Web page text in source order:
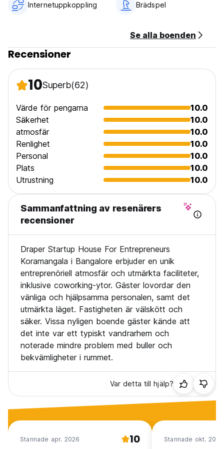
8. Frukost ingår ej. (Auto-translated from original language)
Internetuppkoppling Brädspel
Se alla boenden
Recensioner
10Superb(62)
Värde för pengarna
10.0
Säkerhet
10.0
atmosfär
10.0
Renlighet
10.0
Personal
10.0
Plats
10.0
Utrustning
10.0
Sammanfattning av resenärers
recensioner
Draper Startup House For Entrepreneurs
Koramangala i Bangalore erbjuder en unik
entreprenöriell atmosfär och utmärkta faciliteter,
inklusive coworking-ytor. Gäster lovordar den
vänliga och hjälpsamma personalen, samt det
utmärkta läget. Fastigheten är välskött och
säker. Vissa nyligen boende gäster kände att
det inte var ett typiskt vandrarhem och
noterade mindre problem med buller och
bekvämligheter i rummet.
Var detta till hjälp?
Stannade apr. 2026 10 Stannade okt. 2025